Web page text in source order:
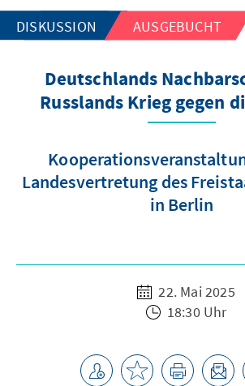
DISKUSSION AUSGEBUCHT
Deutschlands
Russlands Krieg gegen
Landesvertretung des
in Berlin
22. Mai 2025
18:30 Uhr